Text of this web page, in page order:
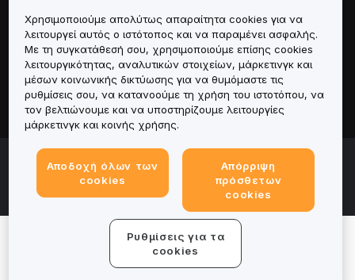
Υποστήριξη
Προϊόντα
Νομικά
© 2025-2026 Bybit.eu. All rights reserved.
Όροι παροχής υπηρεσιών
Όροι απορρήτου | Νομική
σημείωση
Κέντρο προτιμήσεων για cookies
Χρησιμοποιούμε απολύτως απαραίτητα cookies για να
λειτουργεί αυτός ο ιστότοπος και να παραμένει ασφαλής.
Με τη συγκατάθεσή σου, χρησιμοποιούμε επίσης cookies
λειτουργικότητας, αναλυτικών στοιχείων, μάρκετινγκ και
μέσων κοινωνικής δικτύωσης για να θυμόμαστε τις
ρυθμίσεις σου, να κατανοούμε τη χρήση του ιστοτόπου, να
τον βελτιώνουμε και να υποστηρίζουμε λειτουργίες
μάρκετινγκ και κοινής χρήσης.
Αποδοχή όλων των
cookies
Απόρριψη
πρόσθετων
cookies
Ρυθμίσεις για τα
cookies